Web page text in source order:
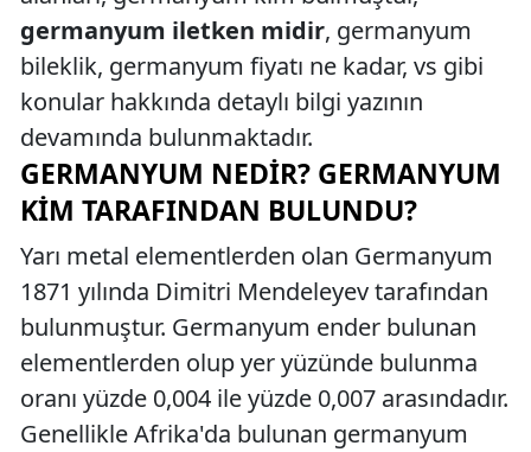
germanyum iletken midir, germanyum
bileklik, germanyum fiyatı ne kadar, vs gibi
konular hakkında detaylı bilgi yazının
devamında bulunmaktadır.
GERMANYUM NEDIR? GERMANYUM
KIM TARAFINDAN BULUNDU?
Yarı metal elementlerden olan Germanyum
1871 yılında Dimitri Mendeleyev tarafından
bulunmuştur. Germanyum ender bulunan
elementlerden olup yer yüzünde bulunma
oranı yüzde 0,004 ile yüzde 0,007 arasındadır.
Genellikle Afrika'da bulunan germanyum